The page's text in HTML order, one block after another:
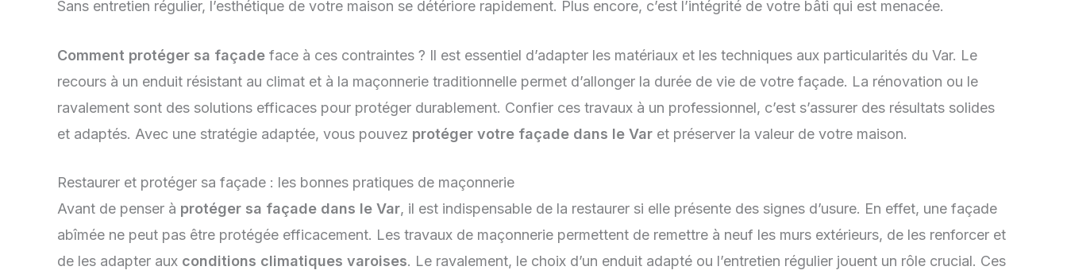
Sans entretien régulier, l’esthétique de votre maison se détériore rapidement. Plus encore, c’est l’intégrité de votre bâti qui est menacée.
Comment protéger sa façade face à ces contraintes ? Il est essentiel d’adapter les matériaux et les techniques aux particularités du Var. Le
recours à un enduit résistant au climat et à la maçonnerie traditionnelle permet d’allonger la durée de vie de votre façade. La rénovation ou le
ravalement sont des solutions efficaces pour protéger durablement. Confier ces travaux à un professionnel, c’est s’assurer des résultats solides
et adaptés. Avec une stratégie adaptée, vous pouvez protéger votre façade dans le Var et préserver la valeur de votre maison.
Restaurer et protéger sa façade : les bonnes pratiques de maçonnerie
Avant de penser à protéger sa façade dans le Var, il est indispensable de la restaurer si elle présente des signes d’usure. En effet, une façade
abîmée ne peut pas être protégée efficacement. Les travaux de maçonnerie permettent de remettre à neuf les murs extérieurs, de les renforcer et
de les adapter aux conditions climatiques varoises. Le ravalement, le choix d’un enduit adapté ou l’entretien régulier jouent un rôle crucial. Ces